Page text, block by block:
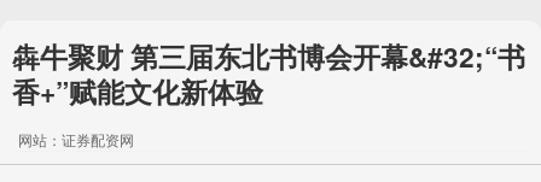
犇牛聚财 第三届东北书博会开幕&#32;“书
香+”赋能文化新体验
网站：证券配资网